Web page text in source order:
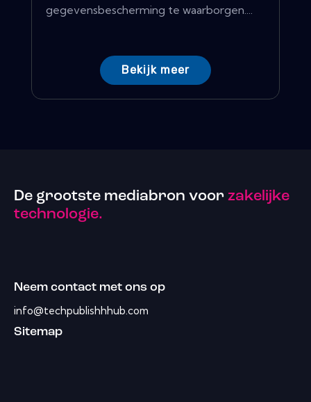
gegevensbescherming te waarborgen....
Bekijk meer
De grootste mediabron voor zakelijke
technologie.
Neem contact met ons op
info@techpublishhhub.com
Sitemap